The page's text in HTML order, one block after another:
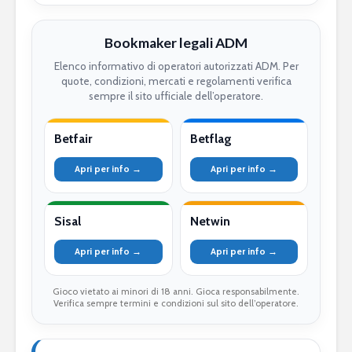
Bookmaker legali ADM
Elenco informativo di operatori autorizzati ADM. Per
quote, condizioni, mercati e regolamenti verifica
sempre il sito ufficiale dell’operatore.
Betfair
Apri per info →
Betflag
Apri per info →
Sisal
Apri per info →
Netwin
Apri per info →
Gioco vietato ai minori di 18 anni. Gioca responsabilmente.
Verifica sempre termini e condizioni sul sito dell’operatore.